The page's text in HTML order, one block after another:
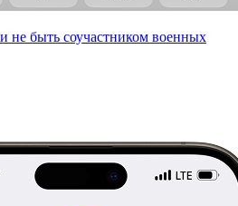
не быть соучастником военных